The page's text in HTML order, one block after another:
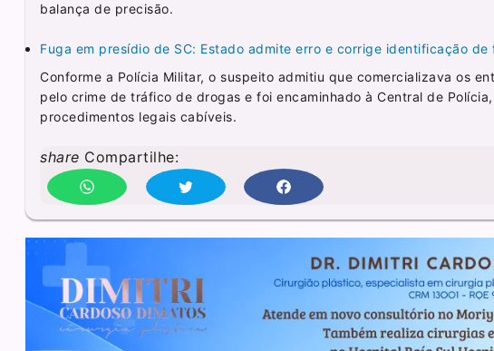
balança de precisão.
Fuga em presídio de SC: Estado admite erro e corrige identificação de
Conforme a Polícia Militar, o suspeito admitiu que comercializava os
pelo crime de tráfico de drogas e foi encaminhado à Central de
procedimentos legais cabíveis.
share Compartilhe: